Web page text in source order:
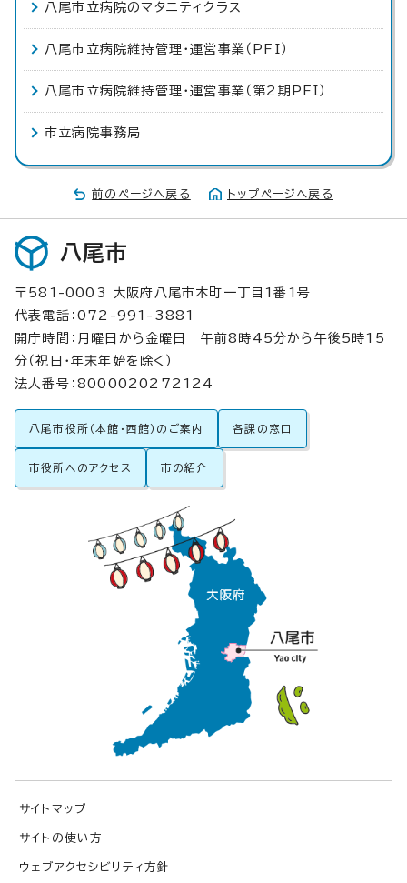
八尾市立病院のマタニティクラス
八尾市立病院維持管理・運営事業（PFI）
八尾市立病院維持管理・運営事業（第2期PFI）
市立病院事務局
前のページへ戻る トップページへ戻る
八尾市
〒581-0003 大阪府八尾市本町一丁目1番1号
代表電話：072-991-3881
開庁時間：月曜日から金曜日 午前8時45分から午後5時15
分（祝日・年末年始を除く）
法人番号：8000020272124
八尾市役所（本館・西館）のご案内 各課の窓口
市役所へのアクセス 市の紹介
サイトマップ
サイトの使い方
ウェブアクセシビリティ方針